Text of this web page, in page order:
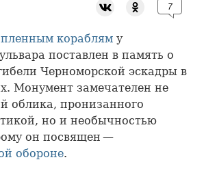
7
кораблям у
поставлен в память о
Черноморской эскадры в
Монумент замечателен не
облика, пронизанного
но и необычностью
он посвящен —
обороне.